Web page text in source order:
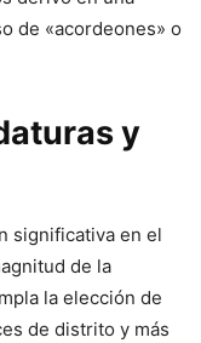
de «acordeones» o
y
significativa en el
de la
la elección de
de distrito y más